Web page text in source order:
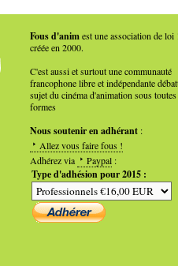
Fous d'animest une association de loi
créée en 2000.
C'est aussi et surtout une communauté
francophone libre et indépendante
sujet du cinéma d'animation sous toutes
formes
Nous soutenir en adhérant :
Allez vous faire fous !
Adhérez via
Paypal :
Type d'adhésion pour 2015 :